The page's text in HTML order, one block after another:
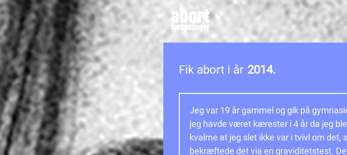
Fik abort i år 2014.
Jeg var 19 år gammel og gik på
jeg havde været kærester i 4 år da jeg
kvalme at jeg slet ikke var i tvivl om det,
bekræftede det via en graviditetstest.